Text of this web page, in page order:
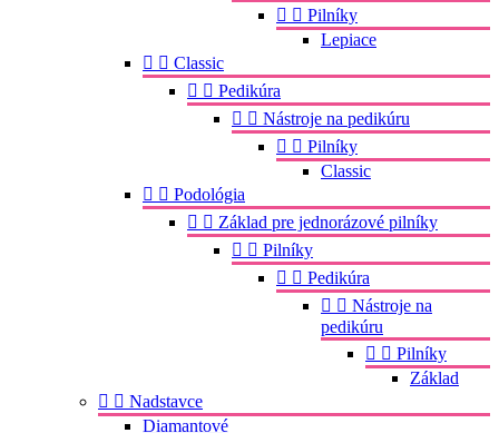
  Pilníky
Lepiace
  Classic
  Pedikúra
  Nástroje na pedikúru
  Pilníky
Classic
  Podológia
  Základ pre jednorázové pilníky
  Pilníky
  Pedikúra
  Nástroje na
pedikúru
  Pilníky
Základ
  Nadstavce
Diamantové